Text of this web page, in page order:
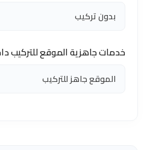
خدمات جاهزية الموقع للتركيب